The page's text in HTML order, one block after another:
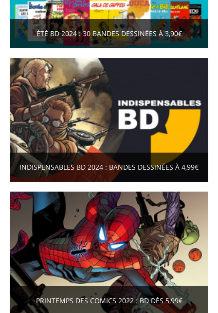
ÉTÉ BD 2024 : 30 BANDES DESSINÉES À 3,90€
INDISPENSABLES BD 2024 : BANDES DESSINÉES À 4,99€
PRINTEMPS DES COMICS 2022 : BD DÈS 5,99€